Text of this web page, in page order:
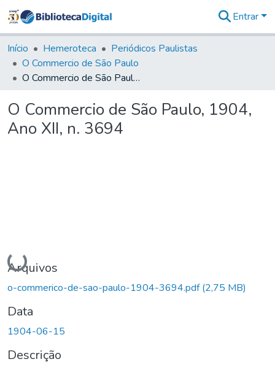
&
Coleções
Tudo na
Biblioteca
Estatísticas
Entrar
Início Hemeroteca
Periódicos Paulistas
O Commercio de São Paulo
O Commercio de São Paulo, 1904, Ano XII, n. 3694
O Commercio de São Paulo, 1904,
Ano XII, n. 3694
Carregando...
Arquivos
o-commerico-de-sao-paulo-1904-3694.pdf(2,75 MB)
Data
1904-06-15
Descrição